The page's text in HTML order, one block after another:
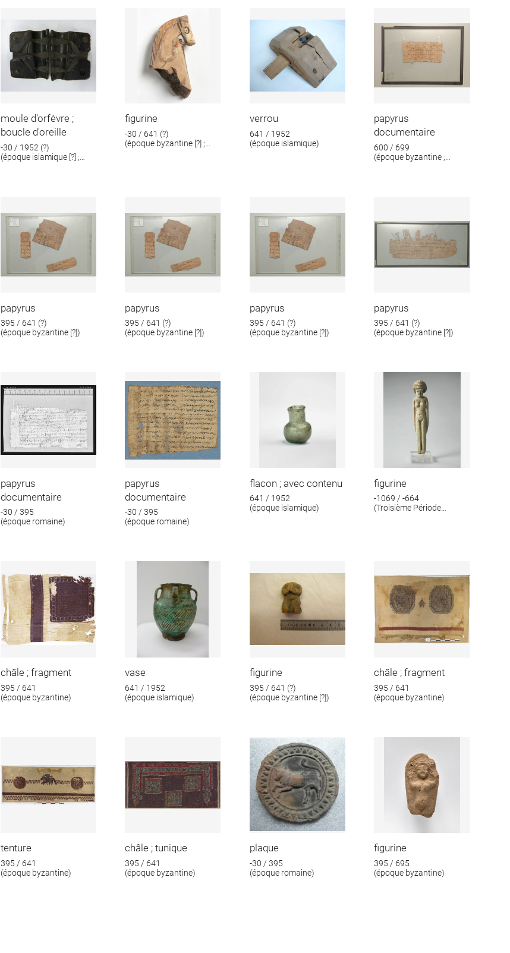
moule d'orfèvre ;
boucle d'oreille
-30 / 1952 (?)
(époque islamique [?] ;
figurine
-30 / 641 (?)
(époque byzantine [?] ;
verrou
641 / 1952
(époque islamique)
papyrus
documentaire
600 / 699
(époque byzantine ;
papyrus
395 / 641 (?)
(époque byzantine [?])
papyrus
395 / 641 (?)
(époque byzantine [?])
papyrus
395 / 641 (?)
(époque byzantine [?])
papyrus
395 / 641 (?)
(époque byzantine [?])
papyrus
documentaire
-30 / 395
(époque romaine)
papyrus
documentaire
-30 / 395
(époque romaine)
flacon ; avec contenu
641 / 1952
(époque islamique)
figurine
-1069 / -664
(Troisième Période
châle ; fragment
395 / 641
(époque byzantine)
vase
641 / 1952
(époque islamique)
figurine
395 / 641 (?)
(époque byzantine [?])
châle ; fragment
395 / 641
(époque byzantine)
tenture
395 / 641
(époque byzantine)
châle ; tunique
395 / 641
(époque byzantine)
plaque
-30 / 395
(époque romaine)
figurine
395 / 695
(époque byzantine)